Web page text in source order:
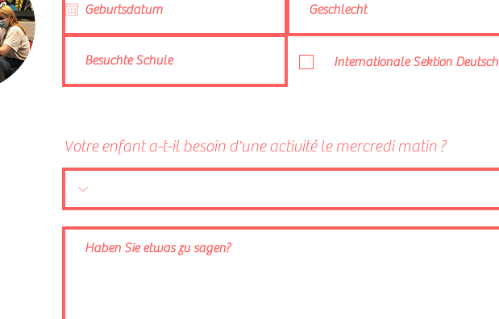
Internationale Sektion Deutsch
Votre enfant a-t-il besoin d'une activité le mercredi matin ?